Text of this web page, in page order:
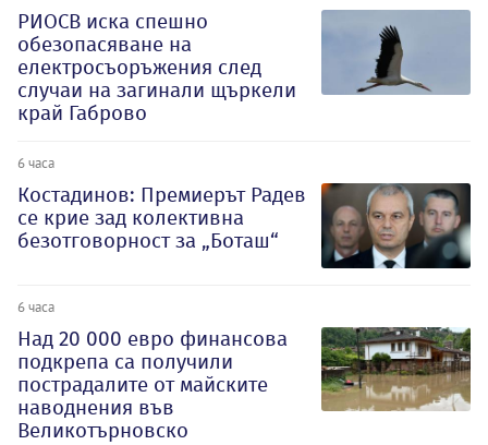
РИОСВ иска спешно
обезопасяване на
електросъоръжения след
случаи на загинали щъркели
край Габрово
6 часа
Костадинов: Премиерът Радев
се крие зад колективна
безотговорност за „Боташ“
6 часа
Над 20 000 евро финансова
подкрепа са получили
пострадалите от майските
наводнения във
Великотърновско